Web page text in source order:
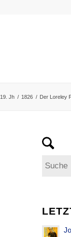
19. Jh / 1826 / Der Loreley